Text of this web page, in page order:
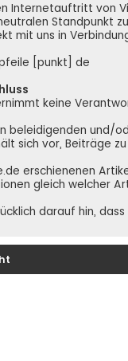
Internetauftritt von
Standpunkt
mit uns in
[punkt] de
keine
beleidigenden und/
sich vor, Beiträge
erschienenen
gleich welcher
darauf hin,